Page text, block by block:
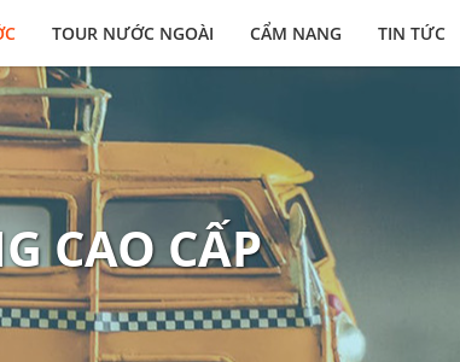
TOUR NƯỚC NGOÀI CẨM NANG TIN TỨC
CAO CẤP